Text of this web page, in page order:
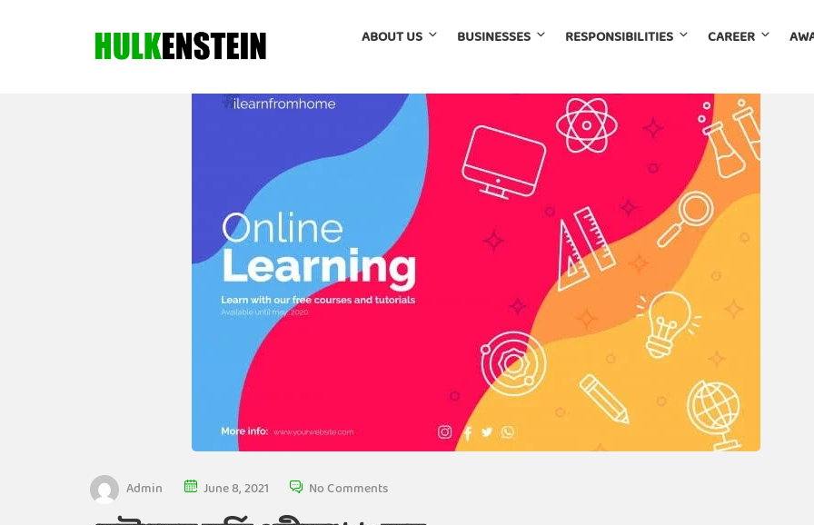
ABOUT US BUSINESSES RESPONSIBILITIES CAREER
Admin June 8, 2021 No Comments